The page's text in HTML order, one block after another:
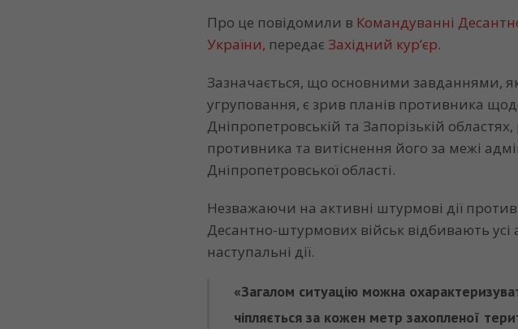
Про це повідомили в Командуванні
України, передає Західний кур’єр.
Зазначається, що основними завданнями,
угруповання, є зрив планів противника
Дніпропетровській та Запорізькій
противника та витіснення його за межі
Дніпропетровської області.
Незважаючи на активні штурмові дії
Десантно-штурмових військ відбивають
наступальні дії.
«Загалом ситуацію можна
чіпляється за кожен метр захопленої